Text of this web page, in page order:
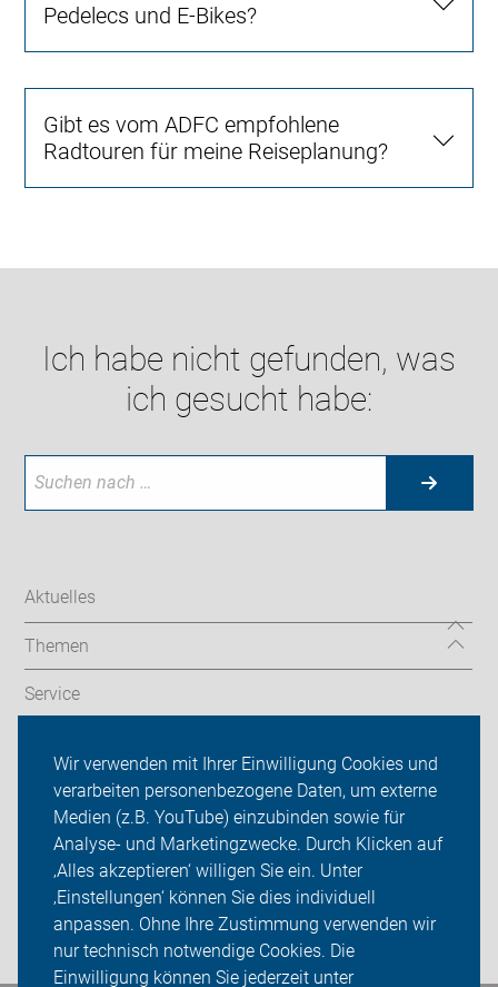
Wir verwenden mit Ihrer Einwilligung Cookies und
verarbeiten personenbezogene Daten, um externe
Medien (z.B. YouTube) einzubinden sowie für
Analyse- und Marketingzwecke. Durch Klicken auf
‚Alles akzeptieren‘ willigen Sie ein. Unter
‚Einstellungen‘ können Sie dies individuell
anpassen. Ohne Ihre Zustimmung verwenden wir
nur technisch notwendige Cookies. Die
Einwilligung können Sie jederzeit unter
Pedelecs und E-Bikes?
Gibt es vom ADFC empfohlene
Radtouren für meine Reiseplanung?
Ich habe nicht gefunden, was
ich gesucht habe:
Aktuelles
Themen
Service
ADFC Werne
Sei dabei
Presse
Login